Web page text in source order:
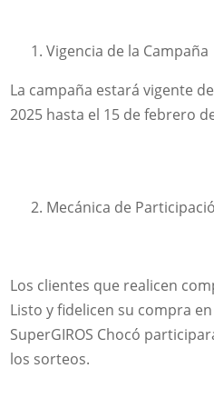
Vigencia de la Campaña
La campaña estará vigente
2025 hasta el 15 de febrero
Mecánica de
Los clientes que realicen
Listo y fidelicen su compra
SuperGIROS Chocó
los sorteos.